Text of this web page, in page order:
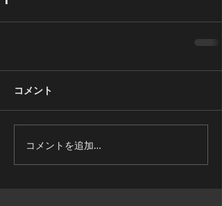
コメント
コメントを追加…